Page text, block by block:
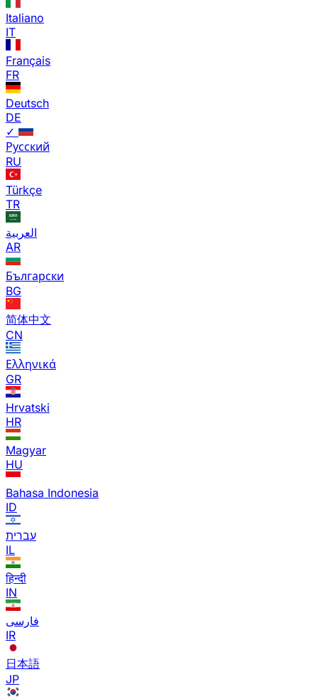
Italiano
IT
Français
FR
Deutsch
DE
✓
Русский
RU
Türkçe
TR
العربية
AR
Български
BG
简体中文
CN
Ελληνικά
GR
Hrvatski
HR
Magyar
HU
Bahasa Indonesia
ID
עברית
IL
हिन्दी
IN
فارسی
IR
日本語
JP